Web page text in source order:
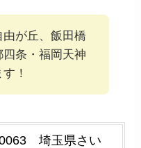
が丘、飯田橋
条・福岡天神
！
埼玉県さい